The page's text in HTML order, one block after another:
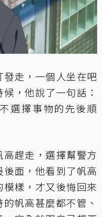
走，一個人坐在吧
，他說了一句話：
選擇事物的先後順
趕走，選擇幫警方
面，他看到了帆高
樣，才又後悔回來
帆高甚麼都不管、